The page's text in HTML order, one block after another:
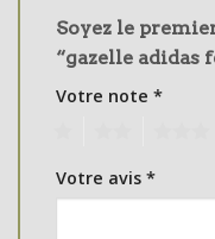
Soyez le
“gazelle adidas
Votre note *
Votre avis *